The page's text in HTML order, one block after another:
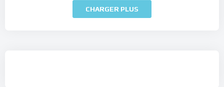
CHARGER PLUS